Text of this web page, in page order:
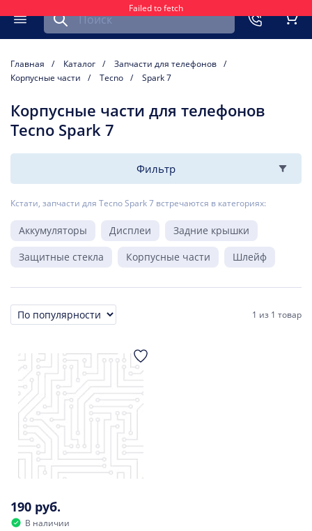
Failed to fetch
Меню
Найти запчасть для мобильного устройства
Главная Каталог
Запчасти для телефонов
Корпусные части
Tecno Spark 7
Корпусные части для телефонов
Tecno Spark 7
Фильтр
Кстати, запчасти для Tecno Spark 7 встречаются в категориях:
Аккумуляторы Дисплеи
Задние крышки
Защитные стекла
Корпусные части Шлейф
Сортировка 1 из 1 товар
190 руб.
В наличии